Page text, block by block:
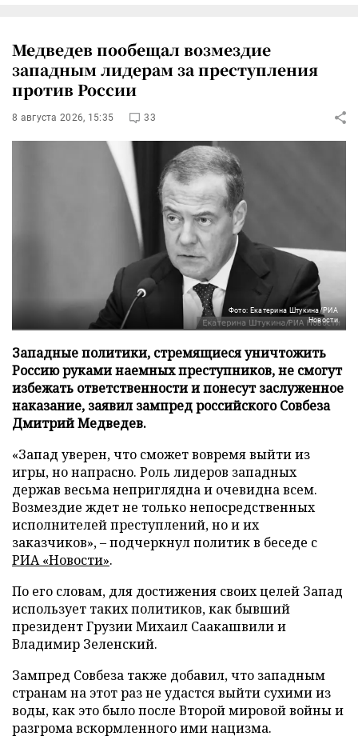
Медведев пообещал возмездие
западным лидерам за преступления
против России
8 августа 2026, 15:35 33
Фото: Екатерина Штукина/РИА
Новости
Западные политики, стремящиеся уничтожить
Россию руками наемных преступников, не смогут
избежать ответственности и понесут заслуженное
наказание, заявил зампред российского Совбеза
Дмитрий Медведев.
«Запад уверен, что сможет вовремя выйти из
игры, но напрасно. Роль лидеров западных
держав весьма неприглядна и очевидна всем.
Возмездие ждет не только непосредственных
исполнителей преступлений, но и их
заказчиков», – подчеркнул политик в беседе с
РИА «Новости».
По его словам, для достижения своих целей Запад
использует таких политиков, как бывший
президент Грузии Михаил Саакашвили и
Владимир Зеленский.
Зампред Совбеза также добавил, что западным
странам на этот раз не удастся выйти сухими из
воды, как это было после Второй мировой войны и
разгрома вскормленного ими нацизма.